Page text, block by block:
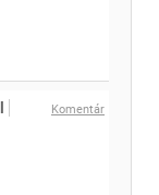
Komentár